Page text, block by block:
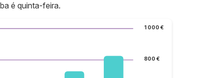
é quinta-feira.
800 €
1 000 €